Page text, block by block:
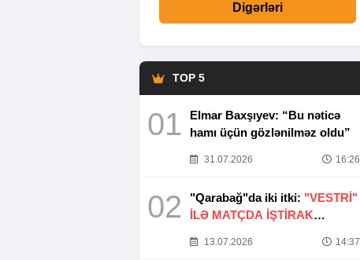
Digərləri
TOP 5
01
Elmar Baxşıyev: “Bu nəticə
hamı üçün gözlənilməz oldu”
31.07.2026 16:26
02 "Qarabağ"da iki itki: "VESTRİ"
İLƏ MATÇDA İŞTİRAK
13.07.2026 14:37